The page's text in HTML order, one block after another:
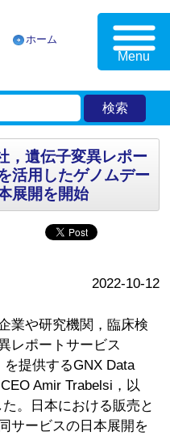
ホーム
Menu
，遺伝子変異レポー
活用したゲノムデー
展開を開始
2022-10-12
業や研究機関，臨床検
レポートサービス
を提供するGNX Data
Amir Trabelsi，以
。日本における販売と
サービスの日本展開を